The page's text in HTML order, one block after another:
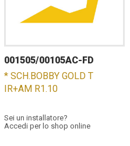
001505/00105AC-FD
* SCH.BOBBY GOLD T
IR+AM R1.10
Sei un installatore?
Accedi per lo shop online